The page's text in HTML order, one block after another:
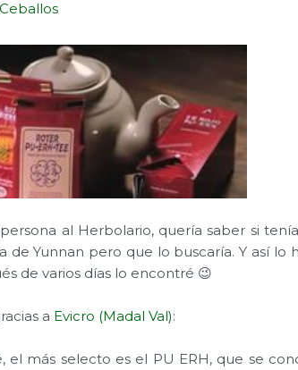
al Herbolario, quería saber si
de Yunnan pero que lo buscaría. Y así lo
de varios días lo encontré 😉
a Evicro (Madal Val):
el más selecto es el PU ERH, que se